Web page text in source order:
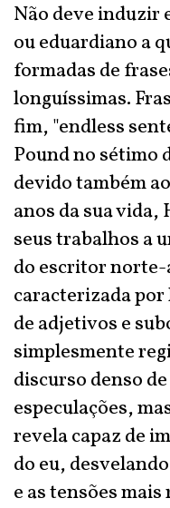
Não deve induzir
ou eduardiano a
formadas de
longuíssimas.
fim, "endless
Pound no sétimo
devido também
anos da sua vida,
seus trabalhos a
do escritor norte-
caracterizada
de adjetivos e
simplesmente
discurso denso
especulações,
revela capaz de
do eu,
e as tensões mais